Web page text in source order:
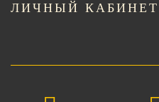
ЛИЧНЫЙ КАБИНЕТ